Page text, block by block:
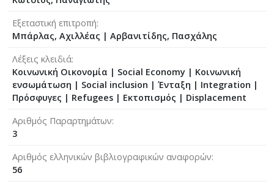
Εξεταστική επιτροπή
Μπάρλας, Αχιλλέας | Αρβανιτίδης, Πασχάλης
Λέξεις κλειδιά
Κοινωνική Οικονομία | Social Economy | Κοινωνική
ενσωμάτωση | Social inclusion | Ένταξη | Integration |
Πρόσφυγες | Refugees | Εκτοπισμός | Displacement
Αριθμός Παραρτημάτων
3
Αριθμός ελληνικών βιβλιογραφικών αναφορών
56